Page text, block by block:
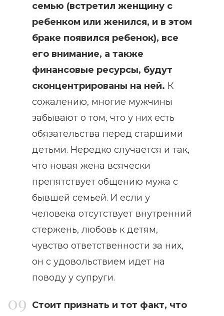
семью (встретил женщину с
ребенком или женился, и в этом
браке появился ребенок), все
его внимание, а также
финансовые ресурсы, будут
сконцентрированы на ней. К
сожалению, многие мужчины
забывают о том, что у них есть
обязательства перед старшими
детьми. Нередко случается и так,
что новая жена всячески
препятствует общению мужа с
бывшей семьей. И если у
человека отсутствует внутренний
стержень, любовь к детям,
чувство ответственности за них,
он с удовольствием идет на
поводу у супруги.
Стоит признать и тот факт, что